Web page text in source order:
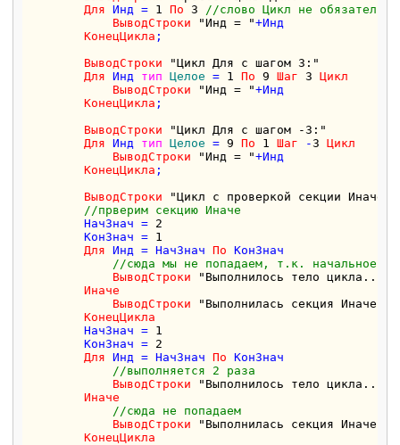
Для Инд = 1 По 3
//слово Цикл не обязательно
ВыводСтроки
"Инд = "+Инд
КонецЦикла ;
ВыводСтроки
"Цикл Для с шагом 3:"
Для Инд тип Целое = 1 По 9 Шаг 3
Цикл
ВыводСтроки
"Инд = "+Инд
КонецЦикла ;
ВыводСтроки
"Цикл Для с шагом -3:"
Для Инд тип Целое = 9 По 1 Шаг -3
Цикл
ВыводСтроки
"Инд = "+Инд
КонецЦикла ;
ВыводСтроки
"Цикл с проверкой секции Иначе:"
//прверим секцию Иначе
        НачЗнач =
2
        КонЗнач =
1
Для Инд = НачЗнач По КонЗнач
//сюда мы не попадаем, т.к. начальное
ВыводСтроки
"Выполнилось тело цикла..."
Иначе
ВыводСтроки
"Выполнилась секция
КонецЦикла
        НачЗнач =
1
        КонЗнач =
2
Для Инд = НачЗнач По КонЗнач
//выполняется 2 раза
ВыводСтроки
"Выполнилось тело цикла..."
Иначе
//сюда не попадаем
ВыводСтроки
"Выполнилась секция
КонецЦикла